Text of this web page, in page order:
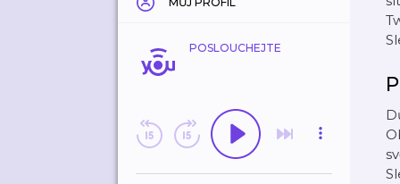
POSLOUCHEJTE